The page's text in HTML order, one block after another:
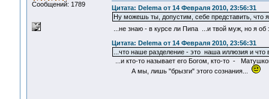
Сообщений: 1789
Цитата: Delema от 14 Февраля 2010, 23:56:31
Ну можешь ты, допустим, себе представить, что
...не знаю - в курсе ли Пипа ...и твой муж, но я
Цитата: Delema от 14 Февраля 2010, 23:56:31
...что наше разделение - это наша иллюзия и что
...и кто-то называет его Богом, кто-то -
А мы, лишь "брызги" этого сознания...